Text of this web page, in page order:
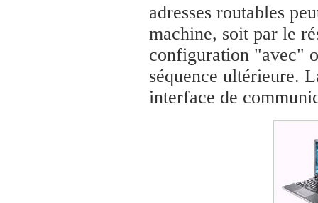
adresses routables
machine, soit par le
configuration "avec"
séquence ultérieure.
interface de